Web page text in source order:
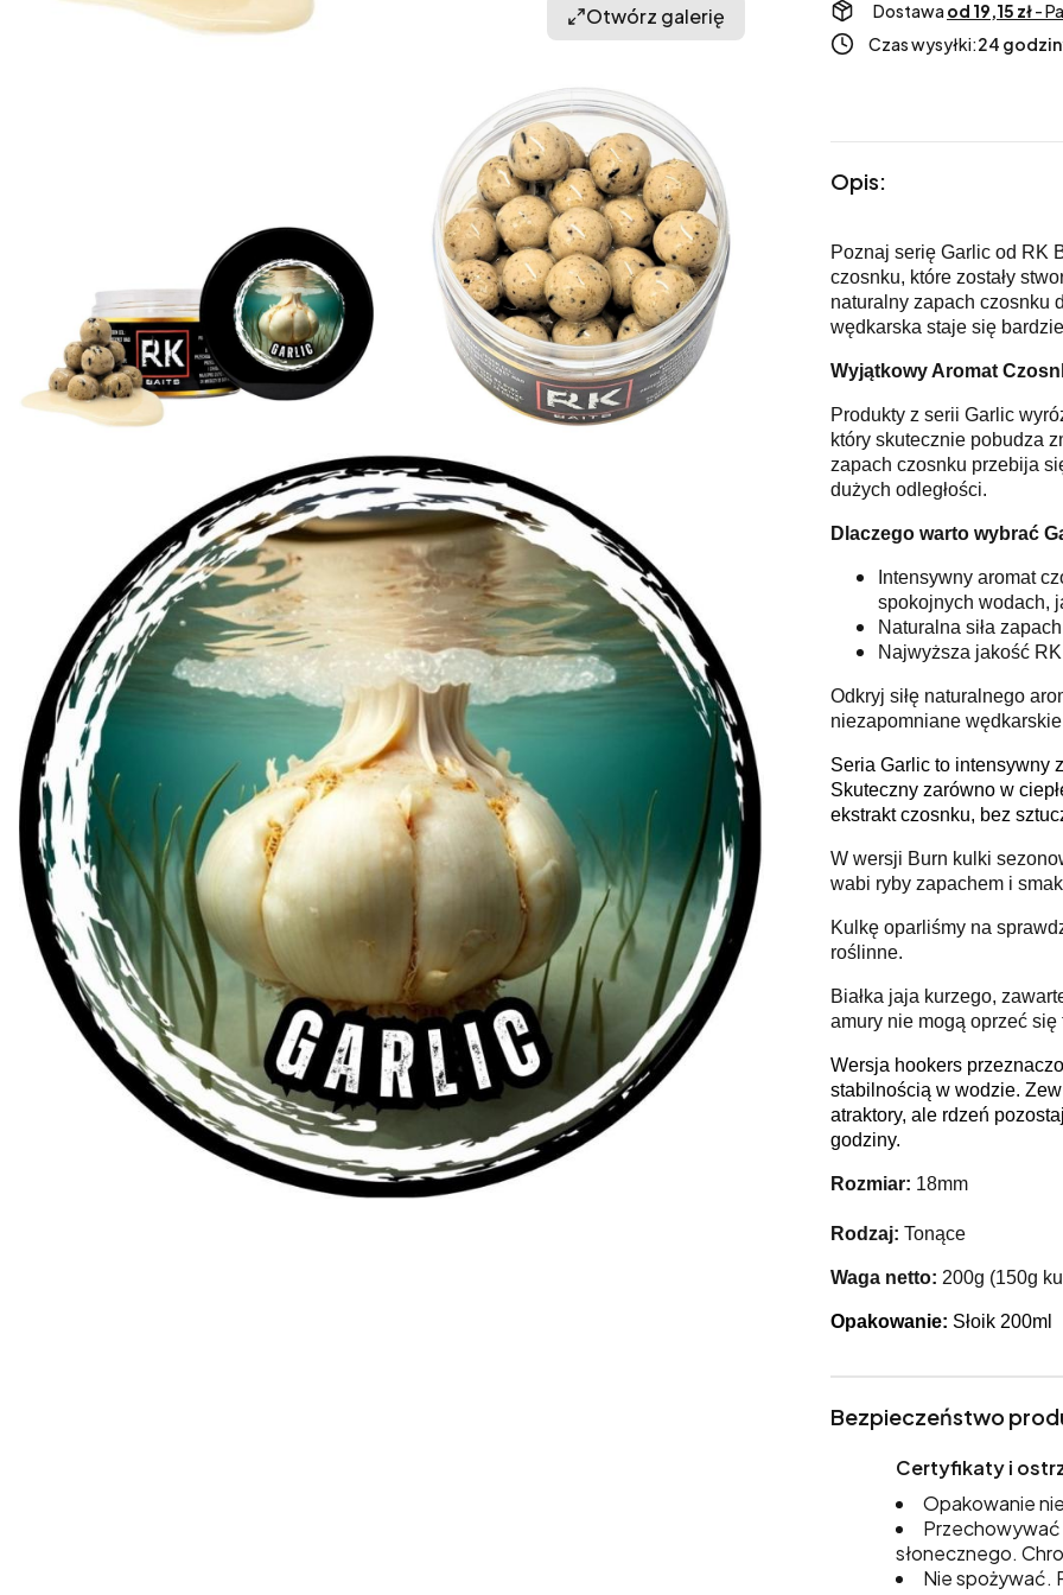
Otwórz galerię Dostawa od 19,15 zł-
Czas wysyłki:24
Opis:
Poznaj serię Garlic od RK
czosnku, które zostały
naturalny zapach czosnku
wędkarska staje się
Wyjątkowy Aromat
Produkty z serii Garlic
który skutecznie pobudza
zapach czosnku przebija
dużych odległości.
Dlaczego warto wybrać
Intensywny aromat
spokojnych wodach,
Naturalna siła
Najwyższa jakość
Odkryj siłę naturalnego
niezapomniane
Seria Garlic to intensywny
Skuteczny zarówno w
ekstrakt czosnku, bez
W wersji Burn kulki
wabi ryby zapachem i
Kulkę oparliśmy na
roślinne.
Białka jaja kurzego,
amury nie mogą oprzeć się
Wersja hookers
stabilnością w wodzie.
atraktory, ale rdzeń
godziny.
Rozmiar: 18mm
Rodzaj: Tonące
Waga netto: 200g (150g
Opakowanie: Słoik 200ml
Bezpieczeństwo
Certyfikaty i
Opakowanie
Przechowywać
słonecznego.
Nie spożywać.